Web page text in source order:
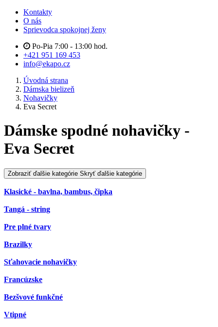
Kontakty
O nás
Sprievodca spokojnej ženy
Po-Pia 7:00 - 13:00 hod.
+421 951 169 453
info@ekapo.cz
Úvodná strana
Dámska bielizeň
Nohavičky
Eva Secret
Dámske spodné nohavičky -
Eva Secret
Zobraziť ďalšie kategórie Skryť ďalšie kategórie
Klasické - bavlna, bambus, čipka
Tangá - string
Pre plné tvary
Brazilky
Sťahovacie nohavičky
Francúzske
Bezšvové funkčné
Vtipné